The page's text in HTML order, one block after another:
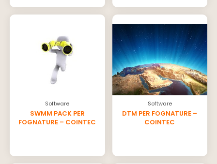
Software
SWMM PACK PER
FOGNATURE – COINTEC
Software
DTM PER FOGNATURE –
COINTEC